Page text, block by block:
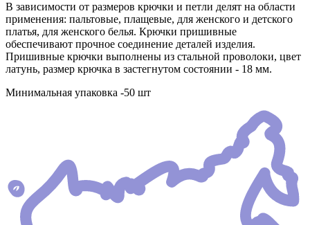
В зависимости от размеров крючки и петли делят на области
применения: пальтовые, плащевые, для женского и детского
платья, для женского белья. Крючки пришивные
обеспечивают прочное соединение деталей изделия.
Пришивные крючки выполнены из стальной проволоки, цвет
латунь, размер крючка в застегнутом состоянии - 18 мм.
Минимальная упаковка -50 шт